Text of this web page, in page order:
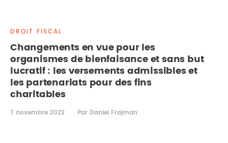
PROPRIÉTÉ INTELLECTUELLE
DROIT DE LA FAMILLE
DROIT FISCAL
Changements en vue pour les
organismes de bienfaisance et sans but
lucratif : les versements admissibles et
les partenariats pour des fins
charitables
7 novembre 2022 Par Daniel Frajman